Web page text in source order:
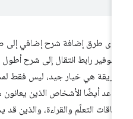
طرق إضافة شرح إضافي إلى
توفير رابط انتقال إلى شرح أطول
هي خيار جيد، ليس فقط
أيضًا الأشخاص الذين يعانون من
التعلّم والقراءة، والذين قد